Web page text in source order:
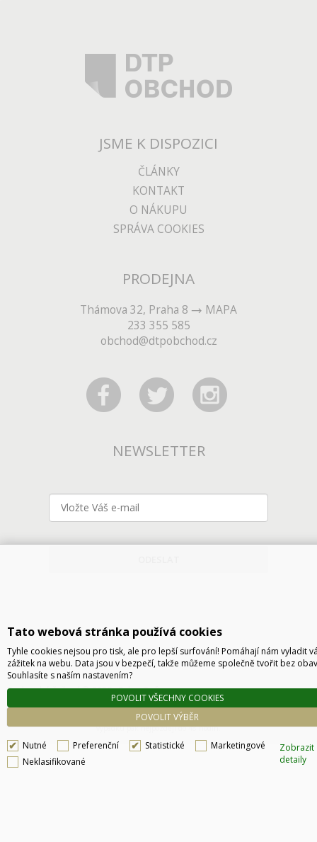
JSME K DISPOZICI
ČLÁNKY
KONTAKT
O NÁKUPU
SPRÁVA COOKIES
PRODEJNA
Thámova 32, Praha 8
MAPA
233 355 585
obchod@dtpobchod.cz
NEWSLETTER
Technické řešení © 2026 CyberSoft s.r.o.
Podle zákona o evidenci tržeb je prodávající povinen vystavit kupujícímu účtenku. Zároveň
je povinen zaevidovat přijatou tržbu u správce daně online, v případě technického
výpadku pak nejpozději do 48 hodin.
Tato webová stránka používá cookies
Tyhle cookies nejsou pro tisk, ale pro lepší surfování! Pomáhají nám vyladit
zážitek na webu. Data jsou v bezpečí, takže můžeme společně tvořit bez
Souhlasíte s naším nastavením?
POVOLIT VÝBĚR
POVOLIT VŠECHNY COOKIES
Nutné Preferenční Statistické
Marketingové
Neklasifikované
Zobrazit
detaily